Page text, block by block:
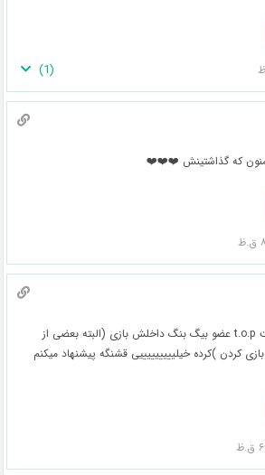
(
1
)
که گذاشتینش ❤️❤️❤️
این سریال فیلمش هم هست t.o.p عضو بیگ بنگ داخلش بازی (البته بعضی از
کردن )کرده خیلیییییییییی قشنگه پیشنهاد میکنم